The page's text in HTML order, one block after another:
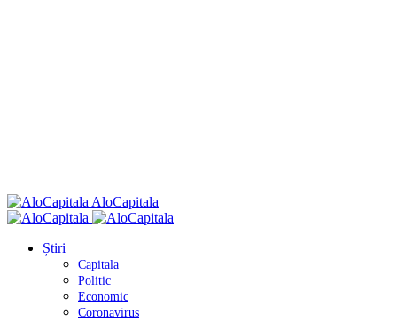
AloCapitala
Știri
Capitala
Politic
Economic
Coronavirus